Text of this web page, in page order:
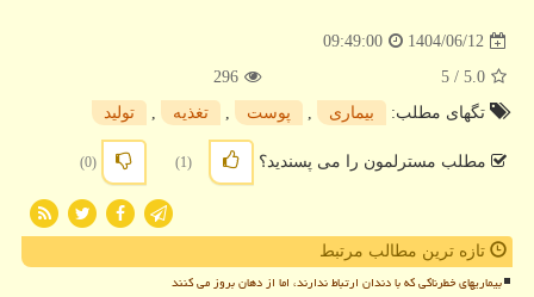
1404/06/12
09:49:00
5.0
/ 5
296
تگهای مطلب:
بیماری , پوست , تغذیه , تولید
مطلب مسترلمون را می پسندید؟ (1)
(0)
تازه ترین مطالب مرتبط
بیماریهای خطرناکی که با دندان ارتباط ندارند، اما از دهان بروز می کنند